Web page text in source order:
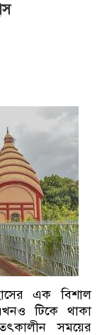
এক বিশাল
টিকে থাকা
সময়ের